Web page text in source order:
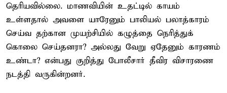
தெரியவில்லை. மாணவியின் உதட்டில் காயம்
உள்ளதால் அவளை யாரேனும் பாலியல் பலாத்காரம்
செய்வ தற்கான முயற்சியில் கழுத்தை நெரித்துக்
கொலை செய்தனரா? அல்லது வேறு ஏதேனும் காரணம்
உண்டா? என்பது குறித்து போலீசார் தீவிர விசாரணை
நடத்தி வருகின்றனர்.